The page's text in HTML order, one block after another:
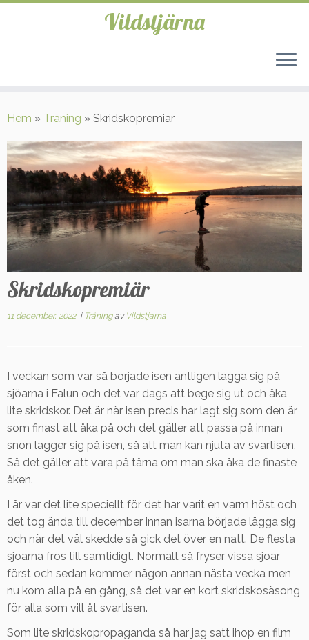
till
Vildstjärna
Hem » Träning » Skridskopremiär
Skridskopremiär
11 december, 2022i Träningav Vildstjarna
I veckan som var så började isen äntligen lägga sig på
sjöarna i Falun och det var dags att bege sig ut och åka
lite skridskor. Det är när isen precis har lagt sig som den är
som finast att åka på och det gäller att passa på innan
snön lägger sig på isen, så att man kan njuta av svartisen.
Så det gäller att vara på tårna om man ska åka de finaste
åken.
I år var det lite speciellt för det har varit en varm höst och
det tog ända till december innan isarna började lägga sig
och när det väl skedde så gick det över en natt. De flesta
sjöarna frös till samtidigt. Normalt så fryser vissa sjöar
först och sedan kommer någon annan nästa vecka men
nu kom alla på en gång, så det var en kort skridskosäsong
för alla som vill åt svartisen.
Som lite skridskopropaganda så har jag satt ihop en film